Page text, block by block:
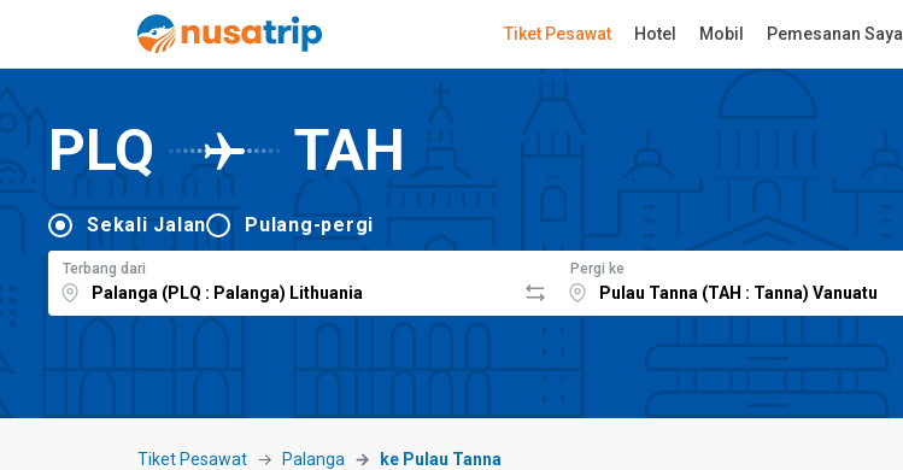
Tiket Pesawat Hotel Mobil Pemesanan Saya
PLQ TAH
Sekali Jalan Pulang-pergi
Terbang dari Pergi ke
Tiket Pesawat Palanga ke Pulau Tanna